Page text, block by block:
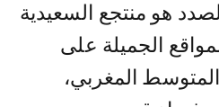
هو منتجع السعيدية
الجميلة على
المغربي،